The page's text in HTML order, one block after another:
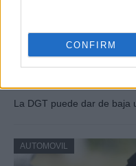
CONFIRM
DGT puede dar
La DGT puede dar de baja
AUTOMOVIL